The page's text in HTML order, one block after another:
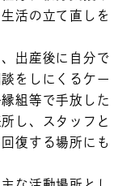
活の立て直しを
出産後に自分で
をしにくるケー
組等で手放した
し、スタッフと
復する場所にも